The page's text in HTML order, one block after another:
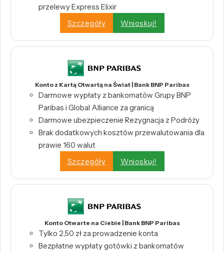
przelewy Express Elixir
Szczegóły
Wnioskuj!
Konto z Kartą Otwartą na Świat | Bank BNP Paribas
Darmowe wypłaty z bankomatów Grupy BNP
Paribas i Global Alliance za granicą
Darmowe ubezpieczenie Rezygnacja z Podróży
Brak dodatkowych kosztów przewalutowania dla
prawie 160 walut
Szczegóły
Wnioskuj!
Konto Otwarte na Ciebie | Bank BNP Paribas
Tylko 2,50 zł za prowadzenie konta
Bezpłatne wypłaty gotówki z bankomatów